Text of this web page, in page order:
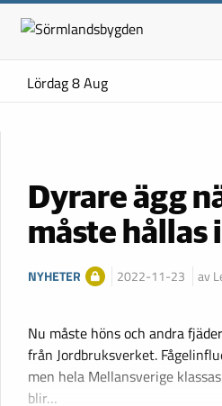
Lördag 8 Aug
Dyrare ägg
måste hållas
NYHETER 2022-11-23 av
Nu måste höns och andra
från Jordbruksverket.
men hela Mellansverige
blir…